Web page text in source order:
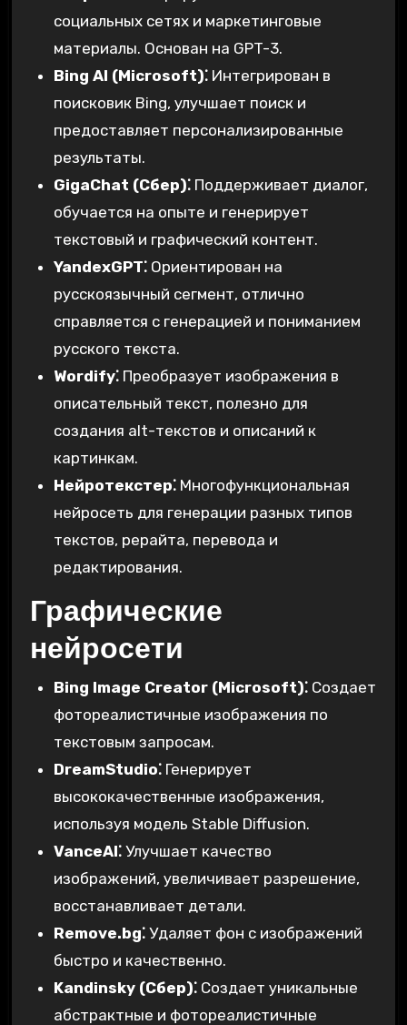
социальных сетях и маркетинговые
материалы. Основан на GPT-3.
Bing AI (Microsoft)⁚Интегрирован в
поисковик Bing, улучшает поиск и
предоставляет персонализированные
результаты.
GigaChat (Сбер)⁚Поддерживает диалог,
обучается на опыте и генерирует
текстовый и графический контент.
YandexGPT⁚Ориентирован на
русскоязычный сегмент, отлично
справляется с генерацией и пониманием
русского текста.
Wordify⁚Преобразует изображения в
описательный текст, полезно для
создания alt-текстов и описаний к
картинкам.
Нейротекстер⁚Многофункциональная
нейросеть для генерации разных типов
текстов, рерайта, перевода и
редактирования.
Графические
нейросети
Bing Image Creator (Microsoft)⁚Создает
фотореалистичные изображения по
текстовым запросам.
DreamStudio⁚Генерирует
высококачественные изображения,
используя модель Stable Diffusion.
VanceAI⁚Улучшает качество
изображений, увеличивает разрешение,
восстанавливает детали.
Remove.bg⁚Удаляет фон с изображений
быстро и качественно.
Kandinsky (Сбер)⁚Создает уникальные
абстрактные и фотореалистичные